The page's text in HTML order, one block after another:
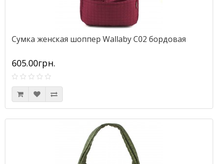
Сумка женская шоппер Wallaby С02 бордовая
605.00грн.